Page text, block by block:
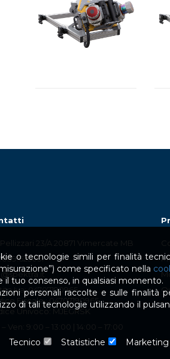
Pellizzari 23/A 20871 Vimercate MB
Iva: 04707190965
Fiscale : 04707190965
Univoco: MJEGRSK
– Ven: 9:00 – 13:00 | 14:00 – 17:00
o tecnologie simili per finalità
come specificato nella
tuo consenso, in qualsiasi momento.
personali raccolte e sulle finalità
di tali tecnologie utilizzando il
Tecnico
Statistiche Marketing